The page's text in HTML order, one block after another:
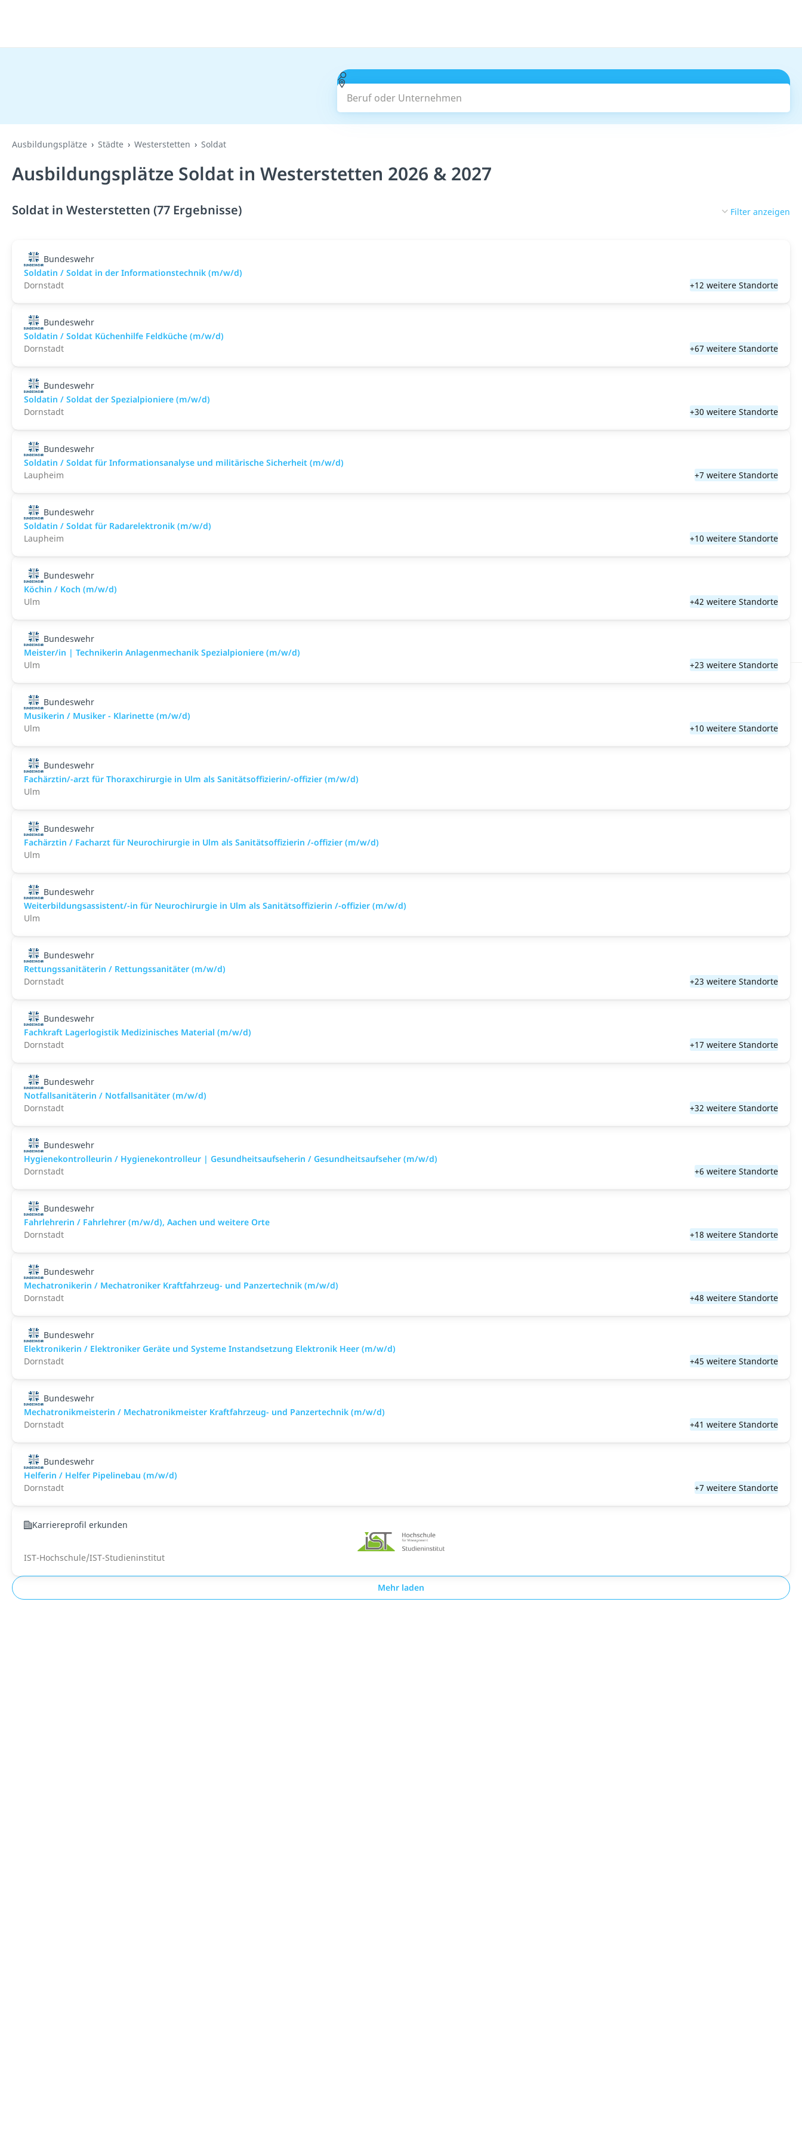
Beruf oder Unternehmen
Ausbildungsplätze Städte Westerstetten Soldat
Ausbildungsplätze Soldat in Westerstetten 2026 & 2027
Soldat in Westerstetten (77 Ergebnisse) Filter anzeigen
Bundeswehr
Soldatin / Soldat in der Infor­mations­technik (m/w/d)
Dornstadt
+12 weitere Standorte
Bundeswehr
Soldatin / Soldat Küchenhilfe Feldküche (m/w/d)
Dornstadt
+67 weitere Standorte
Bundeswehr
Soldatin / Soldat der Spezialpioniere (m/w/d)
Dornstadt
+30 weitere Standorte
Bundeswehr
Soldatin / Soldat für Informationsanalyse und militärische Sicherheit (m/w/d)
Laupheim
+7 weitere Standorte
Bundeswehr
Soldatin / Soldat für Radarelektronik (m/w/d)
Laupheim
+10 weitere Standorte
Bundeswehr
Köchin / Koch (m/w/d)
Ulm
+42 weitere Standorte
Bundeswehr
Meister/in | Technikerin Anlagenmechanik Spezialpioniere (m/w/d)
Ulm
+23 weitere Standorte
Bundeswehr
Musikerin / Musiker - Klarinette (m/w/d)
Ulm
+10 weitere Standorte
Bundeswehr
Fachärztin/-arzt für Thoraxchirurgie in Ulm als Sanitätsoffizierin/-offizier (m/w/d)
Ulm
Bundeswehr
Fachärztin / Facharzt für Neurochirurgie in Ulm als Sanitätsoffizierin /-offizier (m/w/d)
Ulm
Bundeswehr
Weiterbildungsassistent/-in für Neurochirurgie in Ulm als Sanitätsoffizierin /-offizier (m/w/d)
Ulm
Bundeswehr
Rettungssanitäterin / Rettungssanitäter (m/w/d)
Dornstadt
+23 weitere Standorte
Bundeswehr
Fachkraft Lagerlogistik Medizinisches Material (m/w/d)
Dornstadt
+17 weitere Standorte
Bundeswehr
Notfallsanitäterin / Notfallsanitäter (m/w/d)
Dornstadt
+32 weitere Standorte
Bundeswehr
Hygienekontrolleurin / Hygienekontrolleur | Gesundheitsaufseherin / Gesundheitsaufseher (m/w/d)
Dornstadt
+6 weitere Standorte
Bundeswehr
Fahrlehrerin / Fahrlehrer (m/w/d), Aachen und weitere Orte
Dornstadt
+18 weitere Standorte
Bundeswehr
Mechatronikerin / Mechatroniker Kraftfahrzeug- und Panzertechnik (m/w/d)
Dornstadt
+48 weitere Standorte
Bundeswehr
Elektronikerin / Elektroniker Geräte und Systeme Instandsetzung Elektronik Heer (m/w/d)
Dornstadt
+45 weitere Standorte
Bundeswehr
Mechatronikmeisterin / Mechatronikmeister Kraftfahrzeug- und Panzertechnik (m/w/d)
Dornstadt
+41 weitere Standorte
Bundeswehr
Helferin / Helfer Pipelinebau (m/w/d)
Dornstadt
+7 weitere Standorte
Karriereprofil erkunden
IST-Hochschule/IST-Studieninstitut
Mehr laden